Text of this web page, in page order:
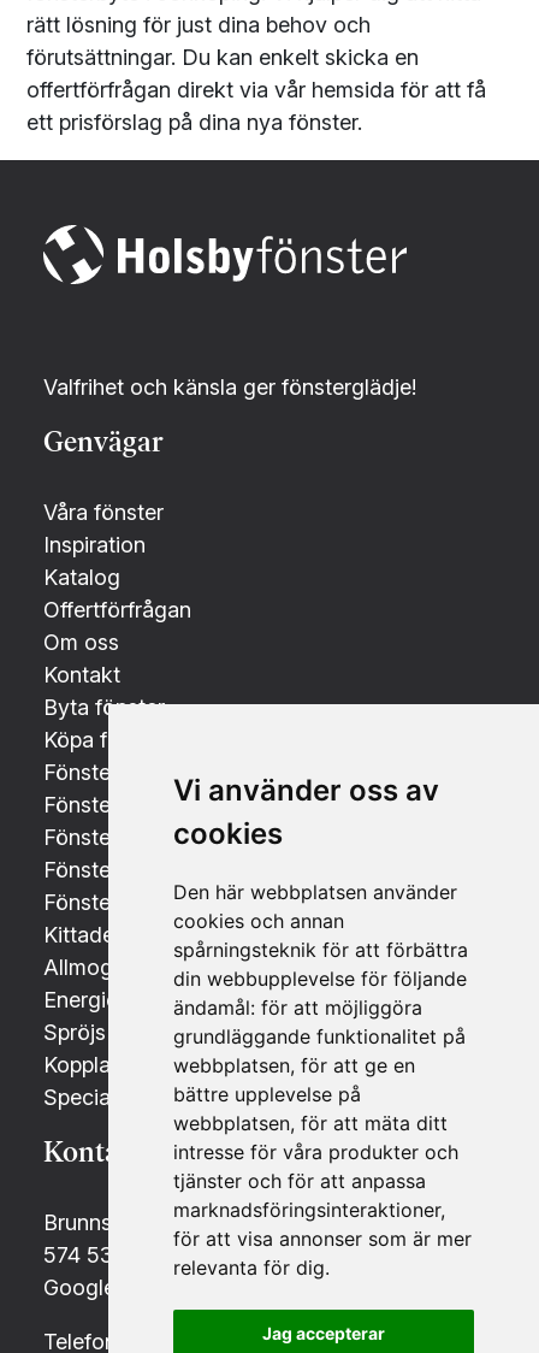
Vi använder oss av
cookies
Den här webbplatsen använder
cookies och annan
spårningsteknik för att förbättra
din webbupplevelse för följande
ändamål: för att möjliggöra
grundläggande funktionalitet på
webbplatsen, för att ge en
bättre upplevelse på
webbplatsen, för att mäta ditt
intresse för våra produkter och
tjänster och för att anpassa
marknadsföringsinteraktioner,
för att visa annonser som är mer
relevanta för dig.
Jag accepterar
rätt lösning för just dina behov och
förutsättningar. Du kan enkelt skicka en
offertförfrågan direkt via vår hemsida för att få
ett prisförslag på dina nya fönster.
Valfrihet och känsla ger fönsterglädje!
Genvägar
Våra fönster
Inspiration
Katalog
Offertförfrågan
Om oss
Kontakt
Byta fönster
Köpa fönster
Fönsterdörrar
Fönsterbyte i Linköping
Fönsterbyte i Jönköping
Fönsterbyte i Norrköping
Fönsterbyte i Växjö
Kittade fönster med äkta spröjs
Allmogefönster i gammal stil
Energieffektiva fönster & Energifönster
Spröjs till fönster - Olika typer och stilar
Kopplade fönster 2+1 och 1+1
Specialtillverkade fönster och dörrar
Kontakt
Brunnsvägen 13
574 53 Holsbybrunn
Google maps
Telefon
Sociala medier
Facebook
Instagram